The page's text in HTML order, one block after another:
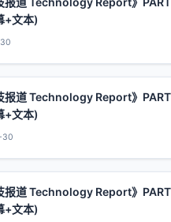
+文本)
报道 Technology Report》
+文本)
30
报道 Technology Report》
+文本)